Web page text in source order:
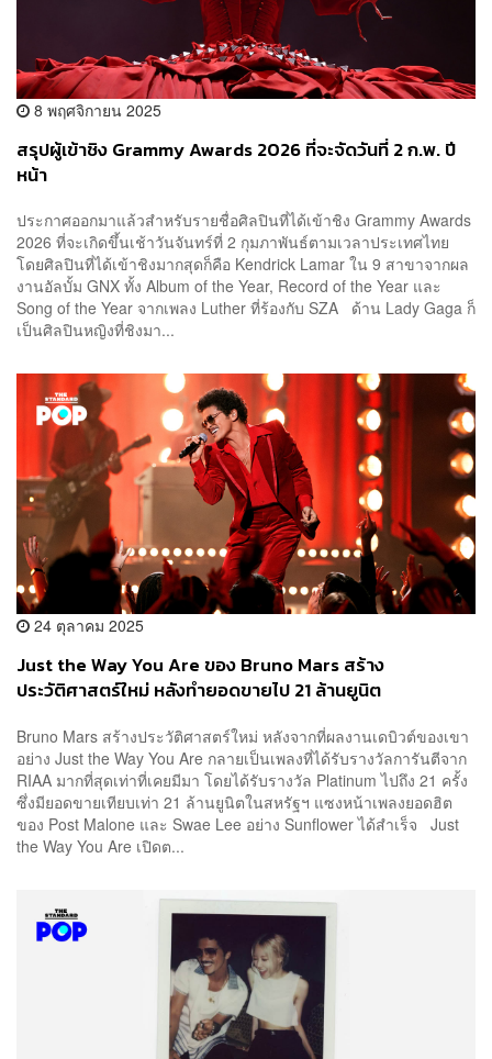
8 พฤศจิกายน 2025
สรุปผู้เข้าชิง Grammy Awards 2026 ที่จะจัดวันที่ 2 ก.พ. ปี
หน้า
ประกาศออกมาแล้วสำหรับรายชื่อศิลปินที่ได้เข้าชิง Grammy Awards
2026 ที่จะเกิดขึ้นเช้าวันจันทร์ที่ 2 กุมภาพันธ์ตามเวลาประเทศไทย
โดยศิลปินที่ได้เข้าชิงมากสุดก็คือ Kendrick Lamar ใน 9 สาขาจากผล
งานอัลบั้ม GNX ทั้ง Album of the Year, Record of the Year และ
Song of the Year จากเพลง Luther ที่ร้องกับ SZA ด้าน Lady Gaga ก็
เป็นศิลปินหญิงที่ชิงมา...
24 ตุลาคม 2025
Just the Way You Are ของ Bruno Mars สร้าง
ประวัติศาสตร์ใหม่ หลังทำยอดขายไป 21 ล้านยูนิต
Bruno Mars สร้างประวัติศาสตร์ใหม่ หลังจากที่ผลงานเดบิวต์ของเขา
อย่าง Just the Way You Are กลายเป็นเพลงที่ได้รับรางวัลการันตีจาก
RIAA มากที่สุดเท่าที่เคยมีมา โดยได้รับรางวัล Platinum ไปถึง 21 ครั้ง
ซึ่งมียอดขายเทียบเท่า 21 ล้านยูนิตในสหรัฐฯ แซงหน้าเพลงยอดฮิต
ของ Post Malone และ Swae Lee อย่าง Sunflower ได้สำเร็จ Just
the Way You Are เปิดต...